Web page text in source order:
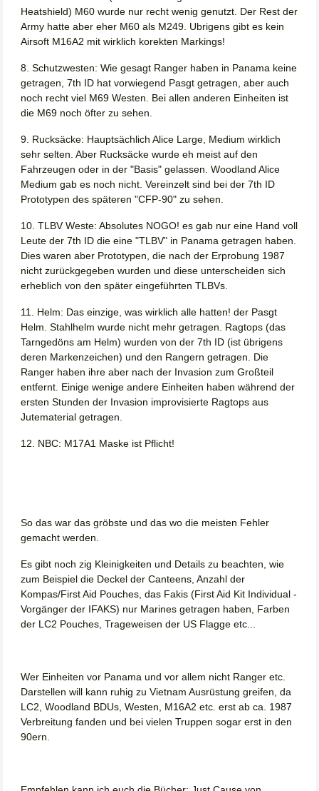
Heatshield) M60 wurde nur recht wenig genutzt. Der Rest der
Army hatte aber eher M60 als M249. Ubrigens gibt es kein
Airsoft M16A2 mit wirklich korekten Markings!
8. Schutzwesten: Wie gesagt Ranger haben in Panama keine
getragen, 7th ID hat vorwiegend Pasgt getragen, aber auch
noch recht viel M69 Westen. Bei allen anderen Einheiten ist
die M69 noch öfter zu sehen.
9. Rucksäcke: Hauptsächlich Alice Large, Medium wirklich
sehr selten. Aber Rucksäcke wurde eh meist auf den
Fahrzeugen oder in der "Basis" gelassen. Woodland Alice
Medium gab es noch nicht. Vereinzelt sind bei der 7th ID
Prototypen des späteren "CFP-90" zu sehen.
10. TLBV Weste: Absolutes NOGO! es gab nur eine Hand voll
Leute der 7th ID die eine "TLBV" in Panama getragen haben.
Dies waren aber Prototypen, die nach der Erprobung 1987
nicht zurückgegeben wurden und diese unterscheiden sich
erheblich von den später eingeführten TLBVs.
11. Helm: Das einzige, was wirklich alle hatten! der Pasgt
Helm. Stahlhelm wurde nicht mehr getragen. Ragtops (das
Tarngedöns am Helm) wurden von der 7th ID (ist übrigens
deren Markenzeichen) und den Rangern getragen. Die
Ranger haben ihre aber nach der Invasion zum Großteil
entfernt. Einige wenige andere Einheiten haben während der
ersten Stunden der Invasion improvisierte Ragtops aus
Jutematerial getragen.
12. NBC: M17A1 Maske ist Pflicht!
So das war das gröbste und das wo die meisten Fehler
gemacht werden.
Es gibt noch zig Kleinigkeiten und Details zu beachten, wie
zum Beispiel die Deckel der Canteens, Anzahl der
Kompas/First Aid Pouches, das Fakis (First Aid Kit Individual -
Vorgänger der IFAKS) nur Marines getragen haben, Farben
der LC2 Pouches, Trageweisen der US Flagge etc...
Wer Einheiten vor Panama und vor allem nicht Ranger etc.
Darstellen will kann ruhig zu Vietnam Ausrüstung greifen, da
LC2, Woodland BDUs, Westen, M16A2 etc. erst ab ca. 1987
Verbreitung fanden und bei vielen Truppen sogar erst in den
90ern.